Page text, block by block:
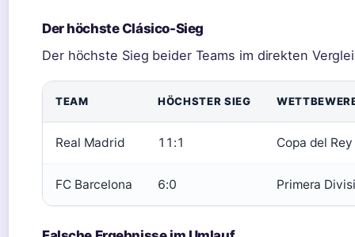
Der höchste Clásico-Sieg
Der höchste Sieg beider Teams im direkten
TEAM HÖCHSTER SIEG
Real Madrid 11:1 Copa del Rey
FC Barcelona 6:0 Primera